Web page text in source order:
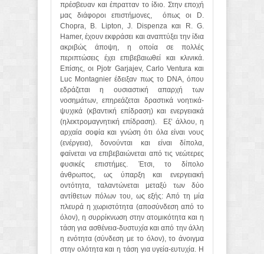
πρέσβευαν και έπρατταν το ίδιο. Στην εποχή
μας διάφοροι επιστήμονες,
όπως οι D.
Chopra, B. Lipton, J. Dispenza και R. G.
Hamer, έχουν εκφράσει και αναπτύξει την ίδια
ακριβώς άποψη, η οποία σε πολλές
περιπτώσεις έχει επιβεβαιωθεί και κλινικά.
Επίσης, οι Pjotr Garjajev, Carlo Ventura και
Luc Montagnier έδειξαν πως το DNA, όπου
εδράζεται η ουσιαστική απαρχή των
νοσημάτων, επηρεάζεται δραστικά νοητικά-
ψυχικά (κβαντική επίδραση) και ενεργειακά
(ηλεκτρομαγνητική επίδραση).
Εξ’ άλλου, η
αρχαία σοφία και γνώση ότι όλα είναι νους
(ενέργεια), δονούνται και είναι δίπολα,
φαίνεται να επιβεβαιώνεται από τις νεώτερες
φυσικές επιστήμες. Έτσι, το δίπολο
άνθρωπος, ως ύπαρξη και ενεργειακή
οντότητα, ταλαντώνεται μεταξύ των δύο
αντίθετων πόλων του, ως εξής: Από τη μία
πλευρά η χωριστότητα (αποσύνδεση από το
όλον), η συρρίκνωση στην ατομικότητα και η
τάση για ασθένεια-δυστυχία και από την άλλη
η ενότητα (σύνδεση με το όλον), το άνοιγμα
στην ολότητα και η τάση για υγεία-ευτυχία. Η